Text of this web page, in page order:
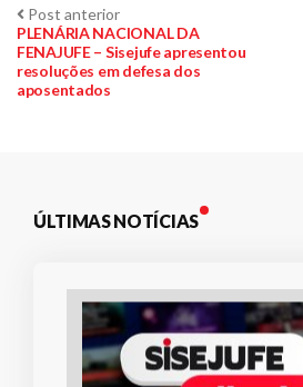
Navegação
de
Post
Post anteriorPost
anterior:
PLENÁRIA NACIONAL DA
FENAJUFE – Sisejufe apresentou
resoluções em defesa dos
aposentados
ÚLTIMAS NOTÍCIAS